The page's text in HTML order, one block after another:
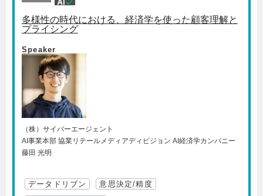
多様性の時代における、経済学を使った顧客理解と
プライシング
Speaker
（株）サイバーエージェント
AI事業本部 協業リテールメディアディビジョン AI経済学カンパニー
藤田 光明
データドリブン
意思決定/精度